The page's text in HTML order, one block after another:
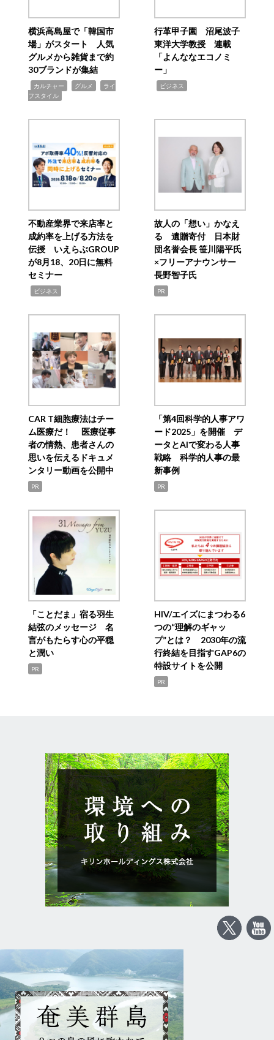
横浜高島屋で「韓国市
場」がスタート 人気
グルメから雑貨まで約
30ブランドが集結
カルチャー グルメ
ライ
フスタイル
行革甲子園 沼尾波子
東洋大学教授 連載
「よんななエコノミ
ー」
ビジネス
不動産業界で来店率と
成約率を上げる方法を
伝授 いえらぶGROUP
が8月18、20日に無料
セミナー
ビジネス
故人の「想い」かなえ
る 遺贈寄付 日本財
団名誉会長 笹川陽平氏
×フリーアナウンサー
長野智子氏
PR
CAR T細胞療法はチー
ム医療だ！ 医療従事
者の情熱、患者さんの
思いを伝えるドキュメ
ンタリー動画を公開中
PR
「第4回科学的人事アワ
ード2025」を開催 デ
ータとAIで変わる人事
戦略 科学的人事の最
新事例
PR
「ことだま」宿る羽生
結弦のメッセージ 名
言がもたらす心の平穏
と潤い
PR
HIV/エイズにまつわる6
つの“理解のギャッ
プ”とは？ 2030年の流
行終結を目指すGAP6の
特設サイトを公開
PR